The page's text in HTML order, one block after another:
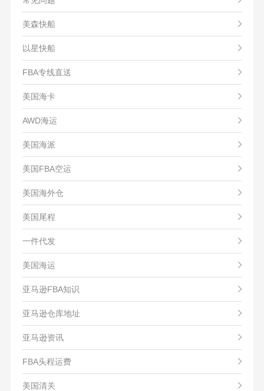
美森快船
以星快船
FBA专线直送
美国海卡
AWD海运
美国海派
美国FBA空运
美国海外仓
美国尾程
一件代发
美国海运
亚马逊FBA知识
亚马逊仓库地址
亚马逊资讯
FBA头程运费
美国清关